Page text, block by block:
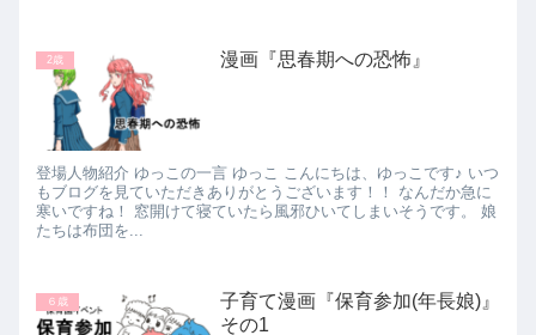
2歳 漫画『思春期への恐怖』
登場人物紹介 ゆっこの一言 ゆっこ こんにちは、ゆっこです♪ いつ
もブログを見ていただきありがとうございます！！ なんだか急に
寒いですね！ 窓開けて寝ていたら風邪ひいてしまいそうです。 娘
たちは布団を...
６歳
子育て漫画『保育参加(年長娘)』
その1